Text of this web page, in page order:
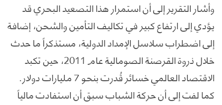
وأشار التقرير إلى أن استمرار هذا التصعيد البحري قد
يؤدي إلى ارتفاع كبير في تكاليف التأمين والشحن، إضافة
إلى اضطراب سلاسل الإمداد الدولية، مستذكراً ما حدث
خلال ذروة القرصنة الصومالية عام 2011، حين تكبد
الاقتصاد العالمي خسائر قُدرت بنحو 7 مليارات دولار.
كما لفت إلى أن حركة الشباب سبق أن استفادت مالياً